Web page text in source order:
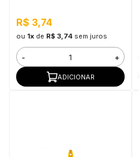
R$ 3,74
ou 1xde R$ 3,74 sem juros
- +
ADICIONAR